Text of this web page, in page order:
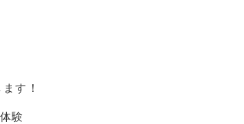
す！
験